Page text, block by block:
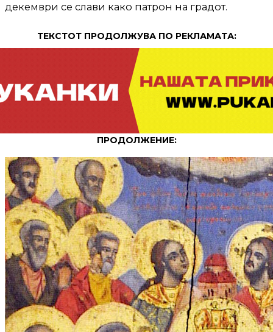
декември се слави како патрон на градот.
ТЕКСТОТ ПРОДОЛЖУВА ПО РЕКЛАМАТА:
ПРОДОЛЖЕНИЕ: